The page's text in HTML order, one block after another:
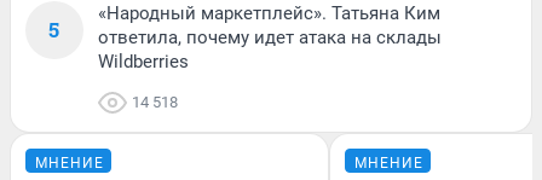
5
«Народный маркетплейс». Татьяна Ким
ответила, почему идет атака на склады
Wildberries
14 518
МНЕНИЕ МНЕНИЕ